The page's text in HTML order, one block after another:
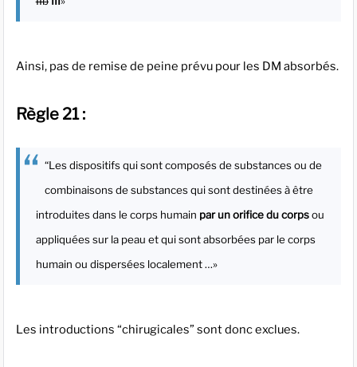
Ainsi, pas de remise de peine prévu pour les DM absorbés.
Règle 21 :
“Les dispositifs qui sont composés de substances ou de
combinaisons de substances qui sont destinées à être
introduites dans le corps humain par un orifice du corpsou
appliquées sur la peau et qui sont absorbées par le corps
humain ou dispersées localement …»
Les introductions “chirugicales” sont donc exclues.